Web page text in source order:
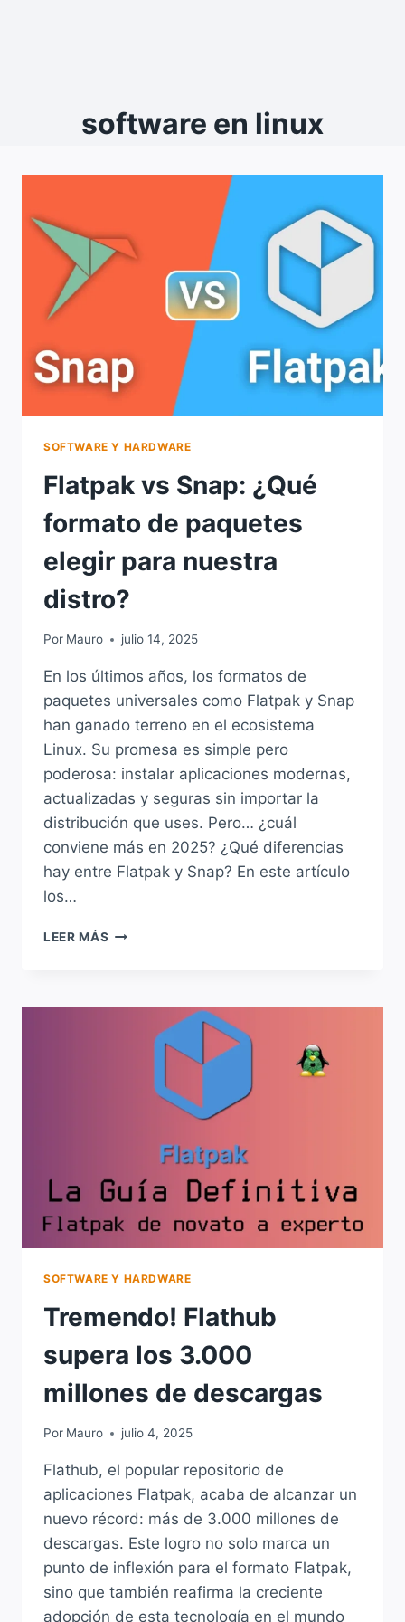
software en linux
SOFTWARE Y HARDWARE
Flatpak vs Snap: ¿Qué
formato de paquetes
elegir para nuestra
distro?
Por Mauro julio 14, 2025
En los últimos años, los formatos de
paquetes universales como Flatpak y Snap
han ganado terreno en el ecosistema
Linux. Su promesa es simple pero
poderosa: instalar aplicaciones modernas,
actualizadas y seguras sin importar la
distribución que uses. Pero… ¿cuál
conviene más en 2025? ¿Qué diferencias
hay entre Flatpak y Snap? En este artículo
los…
LEER MÁS FLATPAK
FORMATO
PAQUETES
NUESTRA
SOFTWARE Y HARDWARE
Tremendo! Flathub
supera los 3.000
millones de descargas
Por Mauro julio 4, 2025
Flathub, el popular repositorio de
aplicaciones Flatpak, acaba de alcanzar un
nuevo récord: más de 3.000 millones de
descargas. Este logro no solo marca un
punto de inflexión para el formato Flatpak,
sino que también reafirma la creciente
adopción de esta tecnología en el mundo